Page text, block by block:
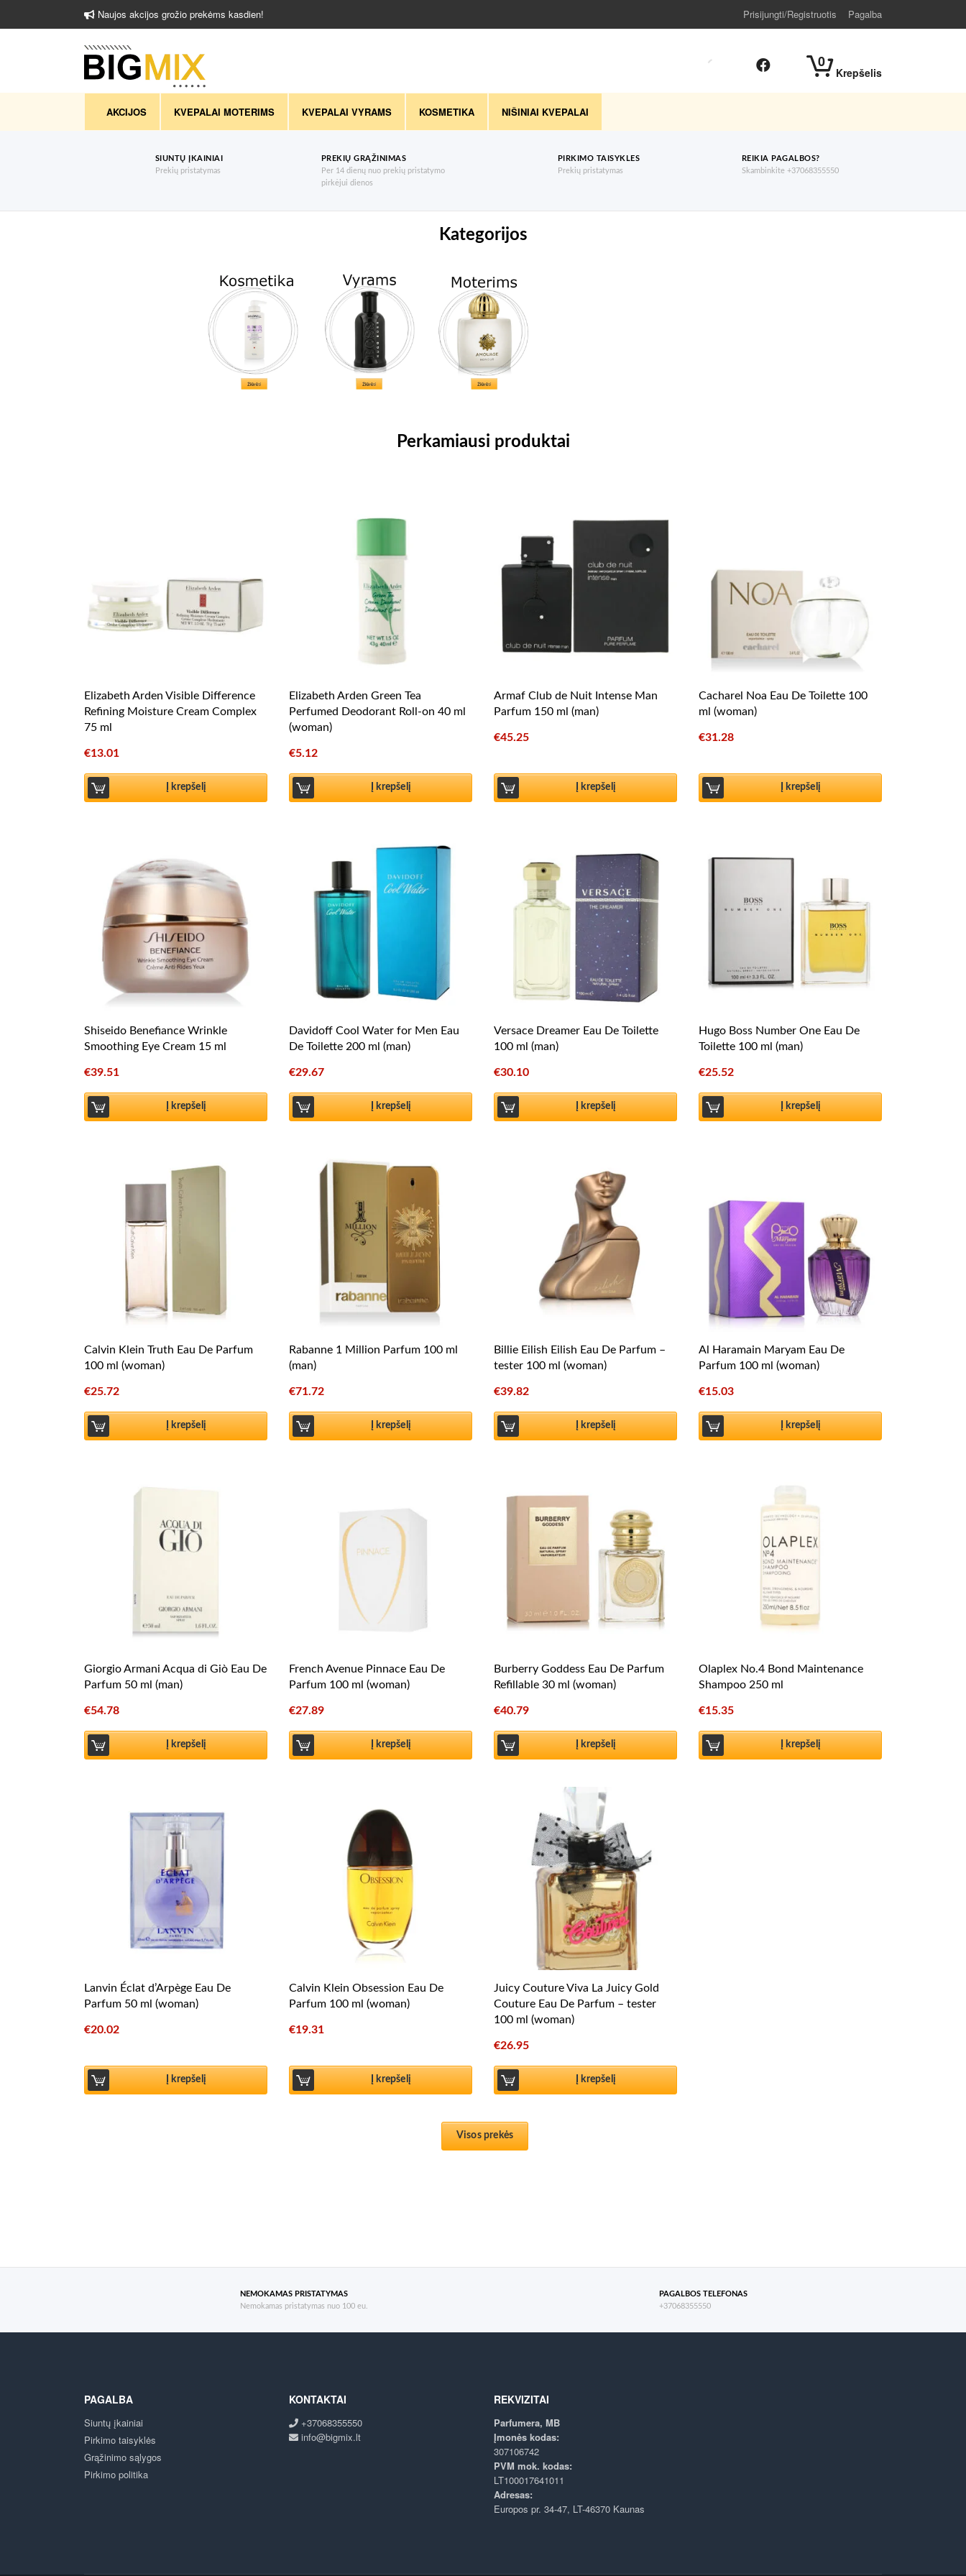
Naujos akcijos grožio prekėms kasdien! Prisijungti/Registruotis Pagalba
0
Krepšelis
AKCIJOS KVEPALAI MOTERIMS KVEPALAI VYRAMS KOSMETIKA NIŠINIAI KVEPALAI
SIUNTŲ ĮKAINIAI
Prekių pristatymas
PREKIŲ GRĄŽINIMAS
Per 14 dienų nuo prekių pristatymo
pirkėjui dienos
PIRKIMO TAISYKLES
Prekių pristatymas
REIKIA PAGALBOS?
Skambinkite +37068355550
Kategorijos
Perkamiausi produktai
Elizabeth Arden Visible Difference
Refining Moisture Cream Complex
75 ml
€13.01
Į krepšelį
Elizabeth Arden Green Tea
Perfumed Deodorant Roll-on 40 ml
(woman)
€5.12
Į krepšelį
Armaf Club de Nuit Intense Man
Parfum 150 ml (man)
€45.25
Į krepšelį
Cacharel Noa Eau De Toilette 100
ml (woman)
€31.28
Į krepšelį
Shiseido Benefiance Wrinkle
Smoothing Eye Cream 15 ml
€39.51
Į krepšelį
Davidoff Cool Water for Men Eau
De Toilette 200 ml (man)
€29.67
Į krepšelį
Versace Dreamer Eau De Toilette
100 ml (man)
€30.10
Į krepšelį
Hugo Boss Number One Eau De
Toilette 100 ml (man)
€25.52
Į krepšelį
Calvin Klein Truth Eau De Parfum
100 ml (woman)
€25.72
Į krepšelį
Rabanne 1 Million Parfum 100 ml
(man)
€71.72
Į krepšelį
Billie Eilish Eilish Eau De Parfum –
tester 100 ml (woman)
€39.82
Į krepšelį
Al Haramain Maryam Eau De
Parfum 100 ml (woman)
€15.03
Į krepšelį
Giorgio Armani Acqua di Giò Eau De
Parfum 50 ml (man)
€54.78
Į krepšelį
French Avenue Pinnace Eau De
Parfum 100 ml (woman)
€27.89
Į krepšelį
Burberry Goddess Eau De Parfum
Refillable 30 ml (woman)
€40.79
Į krepšelį
Olaplex No.4 Bond Maintenance
Shampoo 250 ml
€15.35
Į krepšelį
Lanvin Éclat d’Arpège Eau De
Parfum 50 ml (woman)
€20.02
Į krepšelį
Calvin Klein Obsession Eau De
Parfum 100 ml (woman)
€19.31
Į krepšelį
Juicy Couture Viva La Juicy Gold
Couture Eau De Parfum – tester
100 ml (woman)
€26.95
Į krepšelį
Visos prekės
NEMOKAMAS PRISTATYMAS
Nemokamas pristatymas nuo 100 eu.
PAGALBOS TELEFONAS
+37068355550
PAGALBA
Siuntų įkainiai
Pirkimo taisyklės
Grąžinimo sąlygos
Pirkimo politika
KONTAKTAI
+37068355550
info@bigmix.lt
REKVIZITAI
Parfumera, MB
Įmonės kodas:
307106742
PVM mok. kodas:
LT100017641011
Adresas:
Europos pr. 34-47, LT-46370 Kaunas